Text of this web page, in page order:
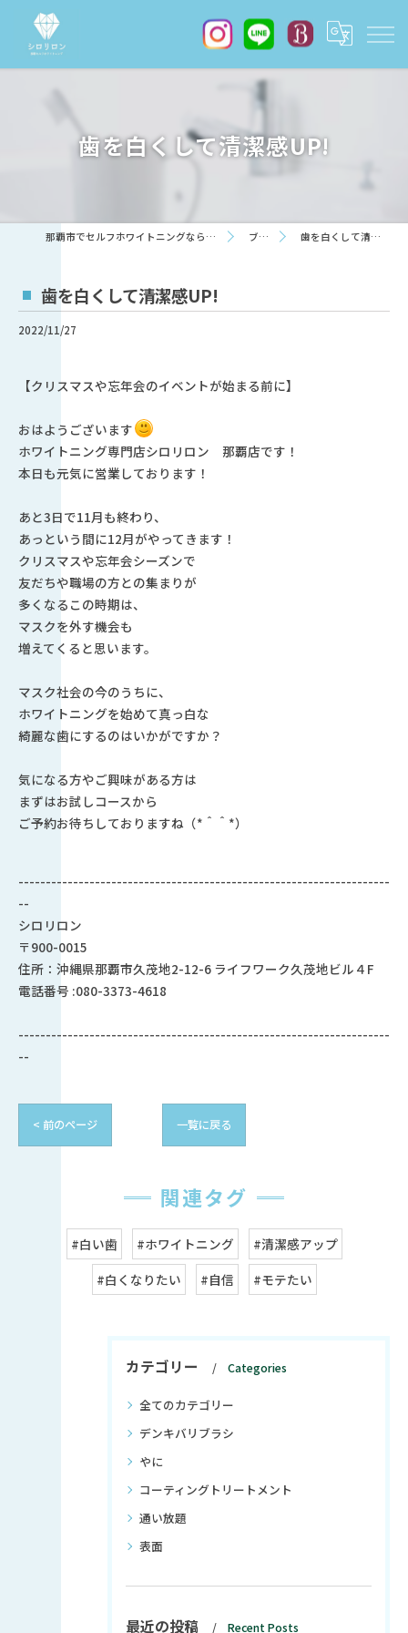
歯を白くして清潔感UP!
那覇市でセルフホワイトニングならシロリロン ブログ 歯を白くして清潔感UP!
歯を白くして清潔感UP!
2022/11/27
【クリスマスや忘年会のイベントが始まる前に】
おはようございます
ホワイトニング専門店シロリロン 那覇店です！
本日も元気に営業しております！
あと3日で11月も終わり、
あっという間に12月がやってきます！
クリスマスや忘年会シーズンで
友だちや職場の方との集まりが
多くなるこの時期は、
マスクを外す機会も
増えてくると思います。
マスク社会の今のうちに、
ホワイトニングを始めて真っ白な
綺麗な歯にするのはいかがですか？
気になる方やご興味がある方は
まずはお試しコースから
ご予約お待ちしておりますね（*＾＾*）
--------------------------------------------------------------------
--
シロリロン
〒900-0015
住所：沖縄県那覇市久茂地2-12-6 ライフワーク久茂地ビル４F
電話番号 :080-3373-4618
--------------------------------------------------------------------
--
< 前のページ 一覧に戻る
関連タグ
#白い歯 #ホワイトニング
#清潔感アップ
#白くなりたい
#自信 #モテたい
カテゴリー Categories
全てのカテゴリー
デンキバリブラシ
やに
コーティングトリートメント
通い放題
表面
最近の投稿 Recent Posts